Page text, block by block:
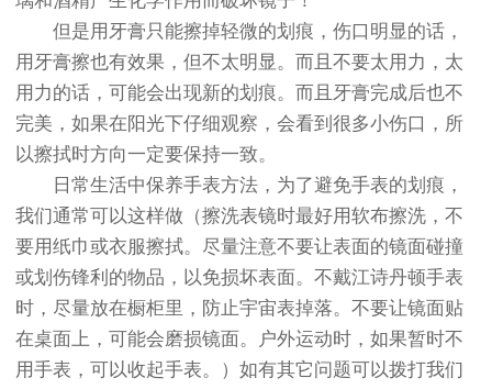
但是用牙膏只能擦掉轻微的划痕，伤口明显的话，
用牙膏擦也有效果，但不太明显。而且不要太用力，太
用力的话，可能会出现新的划痕。而且牙膏完成后也不
完美，如果在阳光下仔细观察，会看到很多小伤口，所
以擦拭时方向一定要保持一致。
日常生活中保养手表方法，为了避免手表的划痕，
我们通常可以这样做（擦洗表镜时最好用软布擦洗，不
要用纸巾或衣服擦拭。尽量注意不要让表面的镜面碰撞
或划伤锋利的物品，以免损坏表面。不戴江诗丹顿手表
时，尽量放在橱柜里，防止宇宙表掉落。不要让镜面贴
在桌面上，可能会磨损镜面。户外运动时，如果暂时不
用手表，可以收起手表。）如有其它问题可以拨打我们